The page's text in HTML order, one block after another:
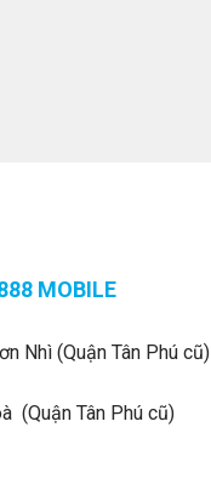
MOBILE
Nhì (Quận Tân Phú cũ)
(Quận Tân Phú cũ)